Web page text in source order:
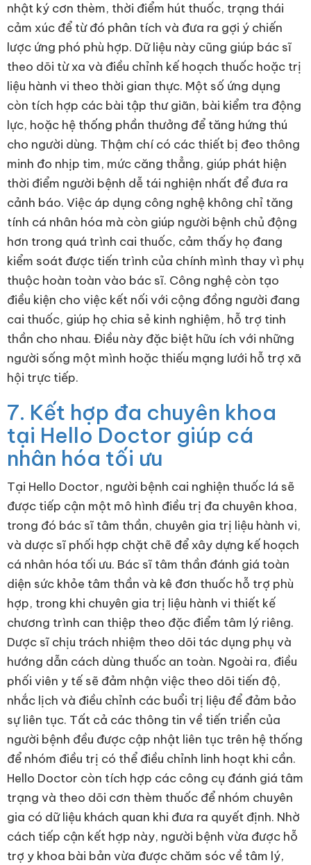
nhật ký cơn thèm, thời điểm hút thuốc, trạng thái
cảm xúc để từ đó phân tích và đưa ra gợi ý chiến
lược ứng phó phù hợp. Dữ liệu này cũng giúp bác sĩ
theo dõi từ xa và điều chỉnh kế hoạch thuốc hoặc trị
liệu hành vi theo thời gian thực. Một số ứng dụng
còn tích hợp các bài tập thư giãn, bài kiểm tra động
lực, hoặc hệ thống phần thưởng để tăng hứng thú
cho người dùng. Thậm chí có các thiết bị đeo thông
minh đo nhịp tim, mức căng thẳng, giúp phát hiện
thời điểm người bệnh dễ tái nghiện nhất để đưa ra
cảnh báo. Việc áp dụng công nghệ không chỉ tăng
tính cá nhân hóa mà còn giúp người bệnh chủ động
hơn trong quá trình cai thuốc, cảm thấy họ đang
kiểm soát được tiến trình của chính mình thay vì phụ
thuộc hoàn toàn vào bác sĩ. Công nghệ còn tạo
điều kiện cho việc kết nối với cộng đồng người đang
cai thuốc, giúp họ chia sẻ kinh nghiệm, hỗ trợ tinh
thần cho nhau. Điều này đặc biệt hữu ích với những
người sống một mình hoặc thiếu mạng lưới hỗ trợ xã
hội trực tiếp.
7. Kết hợp đa chuyên khoa
tại Hello Doctor giúp cá
nhân hóa tối ưu
Tại Hello Doctor, người bệnh cai nghiện thuốc lá sẽ
được tiếp cận một mô hình điều trị đa chuyên khoa,
trong đó bác sĩ tâm thần, chuyên gia trị liệu hành vi,
và dược sĩ phối hợp chặt chẽ để xây dựng kế hoạch
cá nhân hóa tối ưu. Bác sĩ tâm thần đánh giá toàn
diện sức khỏe tâm thần và kê đơn thuốc hỗ trợ phù
hợp, trong khi chuyên gia trị liệu hành vi thiết kế
chương trình can thiệp theo đặc điểm tâm lý riêng.
Dược sĩ chịu trách nhiệm theo dõi tác dụng phụ và
hướng dẫn cách dùng thuốc an toàn. Ngoài ra, điều
phối viên y tế sẽ đảm nhận việc theo dõi tiến độ,
nhắc lịch và điều chỉnh các buổi trị liệu để đảm bảo
sự liên tục. Tất cả các thông tin về tiến triển của
người bệnh đều được cập nhật liên tục trên hệ thống
để nhóm điều trị có thể điều chỉnh linh hoạt khi cần.
Hello Doctor còn tích hợp các công cụ đánh giá tâm
trạng và theo dõi cơn thèm thuốc để nhóm chuyên
gia có dữ liệu khách quan khi đưa ra quyết định. Nhờ
cách tiếp cận kết hợp này, người bệnh vừa được hỗ
trợ y khoa bài bản vừa được chăm sóc về tâm lý,